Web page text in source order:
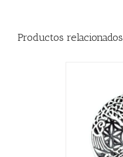
Productos relacionados